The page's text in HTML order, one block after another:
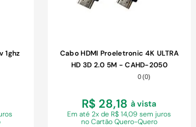
1ghz
Cabo HDMI Proeletronic 4K ULTRA
HD 3D 2.0 5M - CAHD-2050
0(0)
R$ 28,18 à vista
Ematé 2x de R$ 14,09 sem juros
no Cartão Quero-Quero